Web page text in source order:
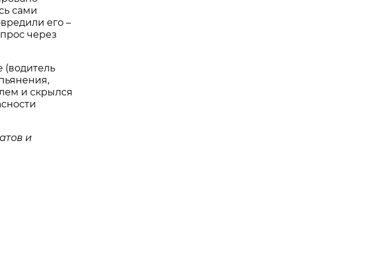
сами
его –
через
и скрылся
и